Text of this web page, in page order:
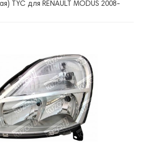
TYC для RENAULT MODUS 2008-